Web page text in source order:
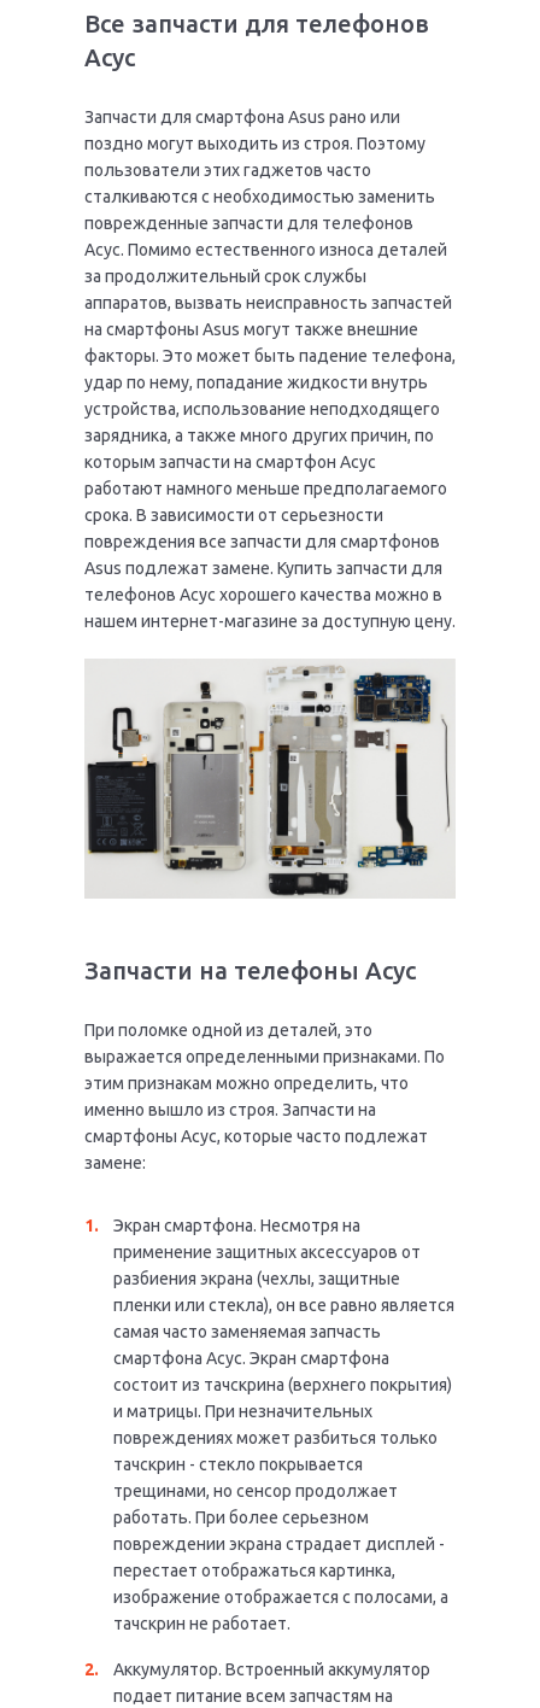
Все запчасти для телефонов
Асус
Запчасти для смартфона Asus рано или
поздно могут выходить из строя. Поэтому
пользователи этих гаджетов часто
сталкиваются с необходимостью заменить
поврежденные запчасти для телефонов
Асус. Помимо естественного износа деталей
за продолжительный срок службы
аппаратов, вызвать неисправность запчастей
на смартфоны Asus могут также внешние
факторы. Это может быть падение телефона,
удар по нему, попадание жидкости внутрь
устройства, использование неподходящего
зарядника, а также много других причин, по
которым запчасти на смартфон Асус
работают намного меньше предполагаемого
срока. В зависимости от серьезности
повреждения все запчасти для смартфонов
Asus подлежат замене. Купить запчасти для
телефонов Асус хорошего качества можно в
нашем интернет-магазине за доступную цену.
Запчасти на телефоны Асус
При поломке одной из деталей, это
выражается определенными признаками. По
этим признакам можно определить, что
именно вышло из строя. Запчасти на
смартфоны Асус, которые часто подлежат
замене:
Экран смартфона. Несмотря на
применение защитных аксессуаров от
разбиения экрана (чехлы, защитные
пленки или стекла), он все равно является
самая часто заменяемая запчасть
смартфона Асус. Экран смартфона
состоит из тачскрина (верхнего покрытия)
и матрицы. При незначительных
повреждениях может разбиться только
тачскрин - стекло покрывается
трещинами, но сенсор продолжает
работать. При более серьезном
повреждении экрана страдает дисплей -
перестает отображаться картинка,
изображение отображается с полосами, а
тачскрин не работает.
Аккумулятор. Встроенный аккумулятор
подает питание всем запчастям на